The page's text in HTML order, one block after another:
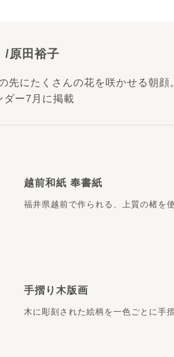
手摺り木版画
木に彫刻された絵柄を一色ごとに手
越前和紙 奉書紙
福井県越前で作られる、上質の楮を
/原田裕子
先にたくさんの花を咲かせる朝
ダー7月に掲載